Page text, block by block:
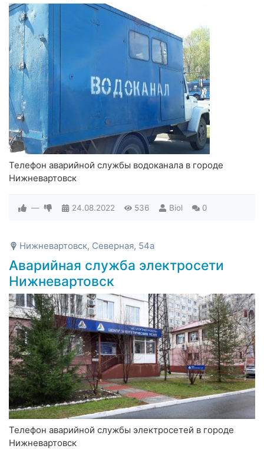
Телефон аварийной службы водоканала в городе
Нижневартовск
— 24.08.2022 536 Biol 0
Нижневартовск, Северная, 54а
Аварийная служба электросети
Нижневартовск
Телефон аварийной службы электросетей в городе
Нижневартовск